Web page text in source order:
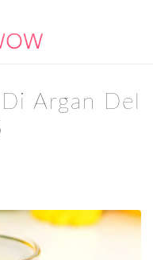
Argan Del